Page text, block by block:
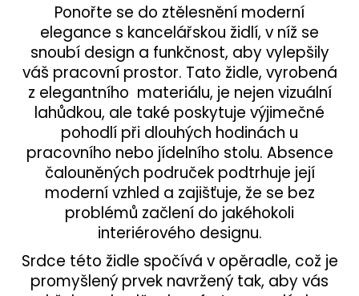
Ponořte se do ztělesnění moderní
elegance s kancelářskou židlí, v níž se
snoubí design a funkčnost, aby vylepšily
váš pracovní prostor. Tato židle, vyrobená
z elegantního materiálu, je nejen vizuální
lahůdkou, ale také poskytuje výjimečné
pohodlí při dlouhých hodinách u
pracovního nebo jídelního stolu. Absence
čalouněných područek podtrhuje její
moderní vzhled a zajišťuje, že se bez
problémů začlení do jakéhokoli
interiérového designu.
Srdce této židle spočívá v opěradle, což je
promyšlený prvek navržený tak, aby vás